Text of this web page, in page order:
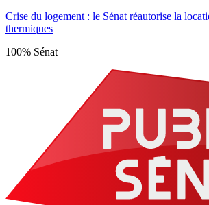
Crise du logement : le Sénat réautorise la
thermiques
100% Sénat